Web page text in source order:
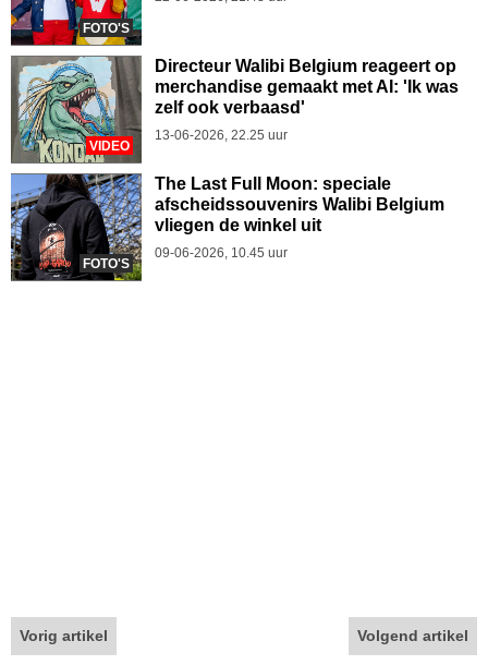
FOTO'S
VIDEO
Directeur Walibi Belgium reageert op
merchandise gemaakt met AI: 'Ik was
zelf ook verbaasd'
13-06-2026, 22.25 uur
FOTO'S
The Last Full Moon: speciale
afscheidssouvenirs Walibi Belgium
vliegen de winkel uit
09-06-2026, 10.45 uur
Vorig artikel Volgend artikel